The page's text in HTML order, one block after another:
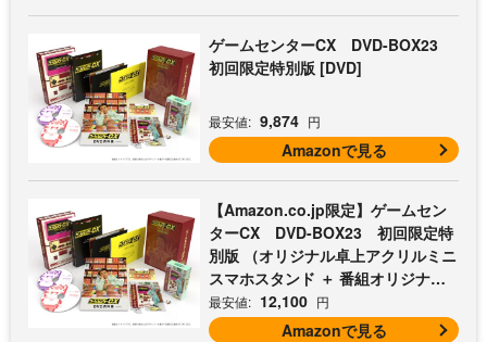
ゲームセンターCX DVD-BOX23
初回限定特別版 [DVD]
最安値: 9,874 円
Amazonで見る
【Amazon.co.jp限定】ゲームセン
ターCX DVD-BOX23 初回限定特
別版 （オリジナル卓上アクリルミニ
スマホスタンド ＋ 番組オリジナル
マイクロファイバークロス（オレン
ジ） 付） [DVD]
最安値: 12,100 円
Amazonで見る